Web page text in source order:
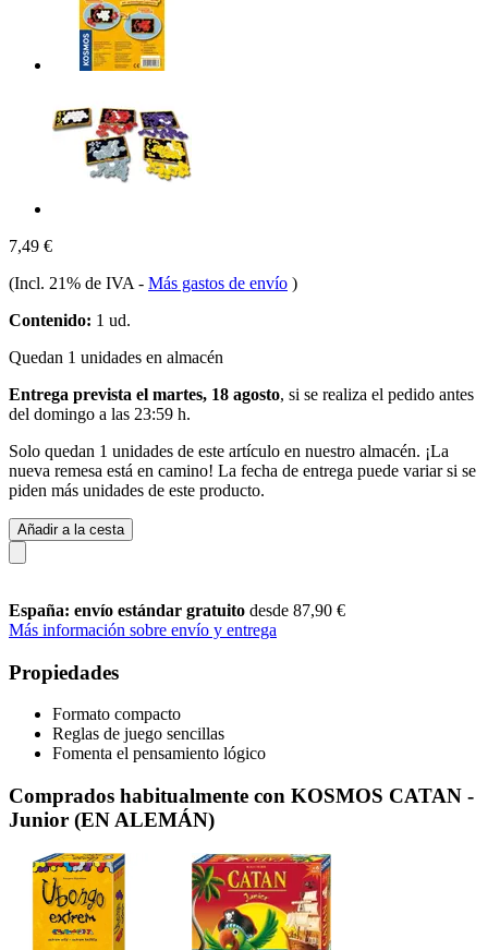
7,49 €
(Incl. 21% de IVA - Más gastos de envío )
Contenido: 1 ud.
Quedan 1 unidades en almacén
Entrega prevista el martes, 18 agosto, si se realiza el pedido antes
del domingo a las 23:59 h.
Solo quedan 1 unidades de este artículo en nuestro almacén. ¡La
nueva remesa está en camino! La fecha de entrega puede variar si se
piden más unidades de este producto.
Añadir a la cesta
España: envío estándar gratuito desde 87,90 €
Más información sobre envío y entrega
Propiedades
Formato compacto
Reglas de juego sencillas
Fomenta el pensamiento lógico
Comprados habitualmente con KOSMOS CATAN -
Junior (EN ALEMÁN)